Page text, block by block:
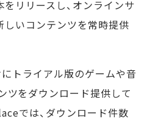
リリースし、オンラインサ
いコンテンツを常時提供
トライアル版のゲームや音
ツをダウンロード提供して
では、ダウンロード件数